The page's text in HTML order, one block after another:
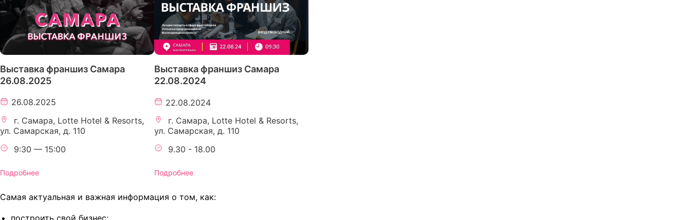
Выставка франшиз Самара
26.08.2025
26.08.2025
г. Самара, Lotte Hotel & Resorts,
ул. Самарская, д. 110
9:30 — 15:00
Подробнее
Выставка франшиз Самара
22.08.2024
22.08.2024
г. Самара, Lotte Hotel & Resorts,
ул. Самарская, д. 110
9.30 - 18.00
Подробнее
Самая актуальная и важная информация о том, как: